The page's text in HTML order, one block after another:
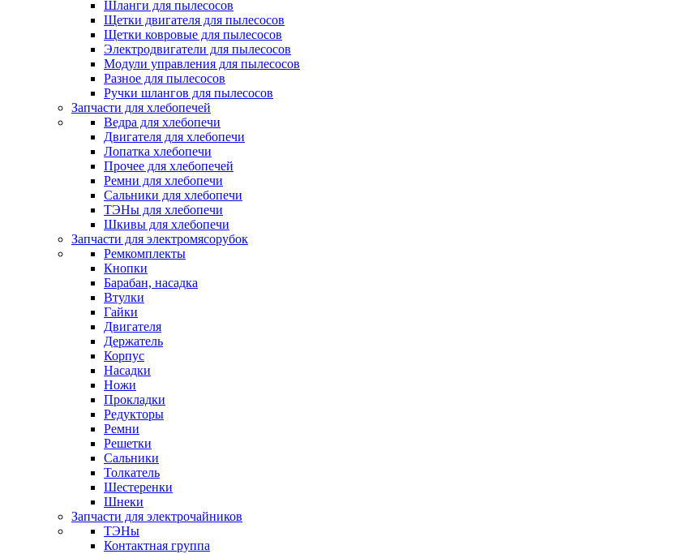
Шланги для пылесосов
Щетки двигателя для пылесосов
Щетки ковровые для пылесосов
Электродвигатели для пылесосов
Модули управления для пылесосов
Разное для пылесосов
Ручки шлангов для пылесосов
Запчасти для хлебопечей
Ведра для хлебопечи
Двигателя для хлебопечи
Лопатка хлебопечи
Прочее для хлебопечей
Ремни для хлебопечи
Сальники для хлебопечи
ТЭНы для хлебопечи
Шкивы для хлебопечи
Запчасти для электромясорубок
Ремкомплекты
Кнопки
Барабан, насадка
Втулки
Гайки
Двигателя
Держатель
Корпус
Насадки
Ножи
Прокладки
Редукторы
Ремни
Решетки
Сальники
Толкатель
Шестеренки
Шнеки
Запчасти для электрочайников
ТЭНы
Контактная группа